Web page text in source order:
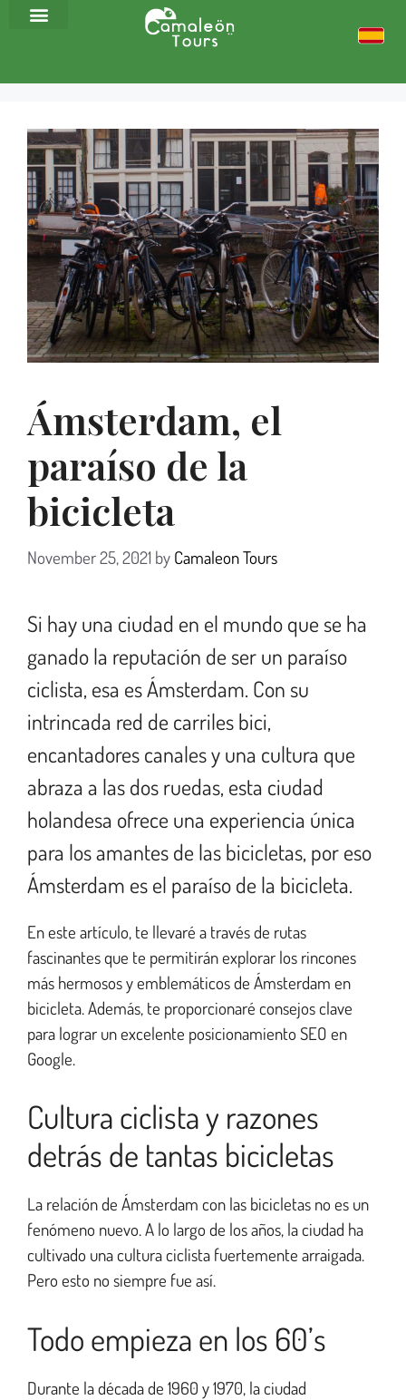
Ámsterdam, el
paraíso de la
bicicleta
November 25, 2021 by Camaleon Tours
Si hay una ciudad en el mundo que se ha
ganado la reputación de ser un paraíso
ciclista, esa es Ámsterdam. Con su
intrincada red de carriles bici,
encantadores canales y una cultura que
abraza a las dos ruedas, esta ciudad
holandesa ofrece una experiencia única
para los amantes de las bicicletas, por eso
Ámsterdam es el paraíso de la bicicleta.
En este artículo, te llevaré a través de rutas
fascinantes que te permitirán explorar los rincones
más hermosos y emblemáticos de Ámsterdam en
bicicleta. Además, te proporcionaré consejos clave
para lograr un excelente posicionamiento SEO en
Google.
Cultura ciclista y razones
detrás de tantas bicicletas
La relación de Ámsterdam con las bicicletas no es un
fenómeno nuevo. A lo largo de los años, la ciudad ha
cultivado una cultura ciclista fuertemente arraigada.
Pero esto no siempre fue así.
Todo empieza en los 60’s
Durante la década de 1960 y 1970, la ciudad